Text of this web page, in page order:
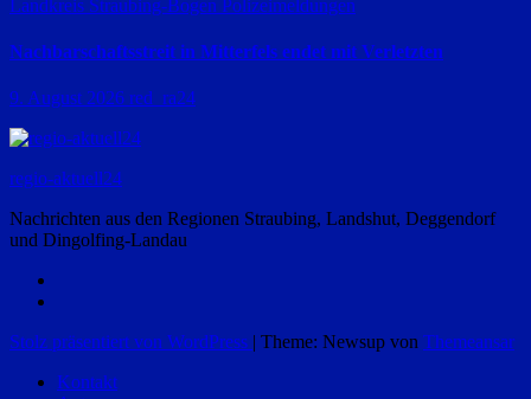
Landkreis Straubing-Bogen Polizeimeldungen
Nachbarschaftsstreit in Mitterfels endet mit Verletzten
9. August 2026 red_ra24
regio-aktuell24
Nachrichten aus den Regionen Straubing, Landshut, Deggendorf
und Dingolfing-Landau
Stolz präsentiert von WordPress | Theme: Newsup von Themeansar
Kontakt